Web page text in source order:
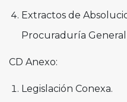
Extractos de
Procuraduría
CD Anexo:
Legislación Conexa.